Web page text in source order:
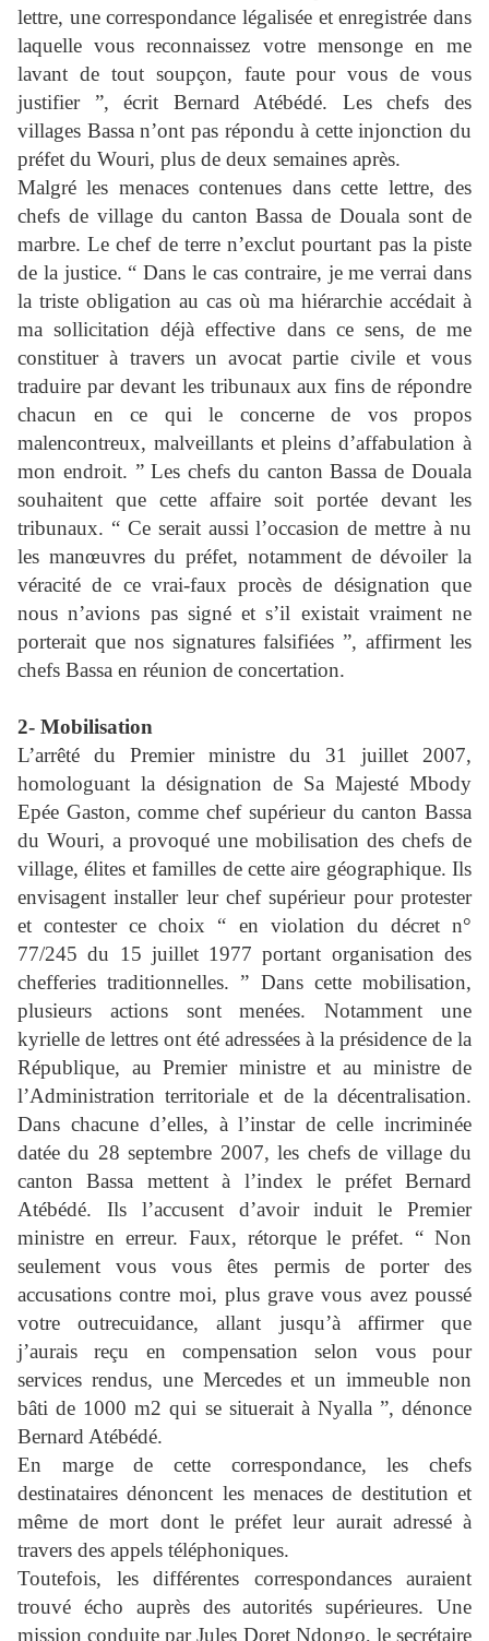
lettre, une correspondance légalisée et enregistrée dans
laquelle vous reconnaissez votre mensonge en me
lavant de tout soupçon, faute pour vous de vous
justifier ”, écrit Bernard Atébédé. Les chefs des
villages Bassa n’ont pas répondu à cette injonction du
préfet du Wouri, plus de deux semaines après.
Malgré les menaces contenues dans cette lettre, des
chefs de village du canton Bassa de Douala sont de
marbre. Le chef de terre n’exclut pourtant pas la piste
de la justice. “ Dans le cas contraire, je me verrai dans
la triste obligation au cas où ma hiérarchie accédait à
ma sollicitation déjà effective dans ce sens, de me
constituer à travers un avocat partie civile et vous
traduire par devant les tribunaux aux fins de répondre
chacun en ce qui le concerne de vos propos
malencontreux, malveillants et pleins d’affabulation à
mon endroit. ” Les chefs du canton Bassa de Douala
souhaitent que cette affaire soit portée devant les
tribunaux. “ Ce serait aussi l’occasion de mettre à nu
les manœuvres du préfet, notamment de dévoiler la
véracité de ce vrai-faux procès de désignation que
nous n’avions pas signé et s’il existait vraiment ne
porterait que nos signatures falsifiées ”, affirment les
chefs Bassa en réunion de concertation.
2- Mobilisation
L’arrêté du Premier ministre du 31 juillet 2007,
homologuant la désignation de Sa Majesté Mbody
Epée Gaston, comme chef supérieur du canton Bassa
du Wouri, a provoqué une mobilisation des chefs de
village, élites et familles de cette aire géographique. Ils
envisagent installer leur chef supérieur pour protester
et contester ce choix “ en violation du décret n°
77/245 du 15 juillet 1977 portant organisation des
chefferies traditionnelles. ” Dans cette mobilisation,
plusieurs actions sont menées. Notamment une
kyrielle de lettres ont été adressées à la présidence de la
République, au Premier ministre et au ministre de
l’Administration territoriale et de la décentralisation.
Dans chacune d’elles, à l’instar de celle incriminée
datée du 28 septembre 2007, les chefs de village du
canton Bassa mettent à l’index le préfet Bernard
Atébédé. Ils l’accusent d’avoir induit le Premier
ministre en erreur. Faux, rétorque le préfet. “ Non
seulement vous vous êtes permis de porter des
accusations contre moi, plus grave vous avez poussé
votre outrecuidance, allant jusqu’à affirmer que
j’aurais reçu en compensation selon vous pour
services rendus, une Mercedes et un immeuble non
bâti de 1000 m2 qui se situerait à Nyalla ”, dénonce
Bernard Atébédé.
En marge de cette correspondance, les chefs
destinataires dénoncent les menaces de destitution et
même de mort dont le préfet leur aurait adressé à
travers des appels téléphoniques.
Toutefois, les différentes correspondances auraient
trouvé écho auprès des autorités supérieures. Une
mission conduite par Jules Doret Ndongo, le secrétaire